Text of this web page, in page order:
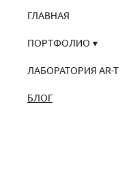
ГЛАВНАЯ
ПОРТФОЛИО
ЛАБОРАТОРИЯ AR-T
БЛОГ